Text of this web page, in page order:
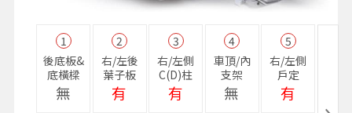
1
後底板&
底橫樑
無
2
右/左後
葉子板
有
3
右/左側
C(D)柱
有
4
車頂/內
支架
無
5
右/左側
戶定
有